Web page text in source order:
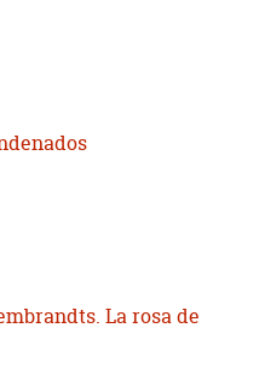
La rosa de